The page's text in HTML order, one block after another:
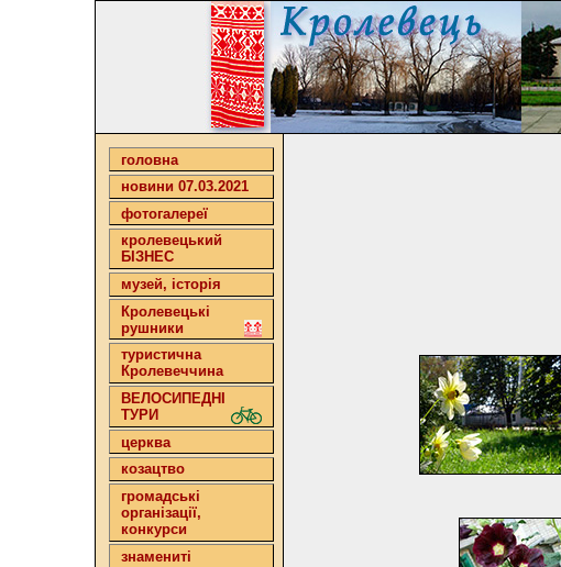
головна
новини 07.03.2021
фотогалереї
кролевецький
БІЗНЕС
музей, історія
Кролевецькі
рушники
туристична
Кролевеччина
ВЕЛОСИПЕДНІ
ТУРИ
церква
козацтво
громадські
організації,
конкурси
знамениті